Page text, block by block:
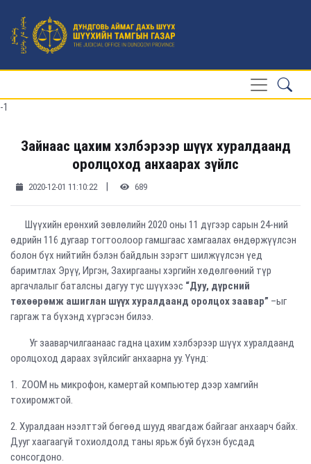
-1
Зайнаас цахим хэлбэрээр шүүх хуралдаанд
оролцоход анхаарах зүйлс
2020-12-01 11:10:22| 689
Шүүхийн ерөнхий зөвлөлийн 2020 оны 11 дүгээр сарын 24-ний
өдрийн 116 дугаар тогтоолоор гамшгаас хамгаалах өндөржүүлсэн
болон бүх нийтийн бэлэн байдлын зэрэгт шилжүүлсэн үед
баримтлах Эрүү, Иргэн, Захиргааны хэргийн хөдөлгөөний түр
аргачлалыг баталсны дагуу тус шүүхээс “Дуу, дүрсний
төхөөрөмж ашиглан шүүх хуралдаанд оролцох заавар” –ыг
гаргаж та бүхэнд хүргэсэн билээ.
Уг зааварчилгаанаас гадна цахим хэлбэрээр шүүх хуралдаанд
оролцоход дараах зүйлсийг анхаарна уу. Үүнд:
1. ZOOM нь микрофон, камертай компьютер дээр хамгийн
тохиромжтой.
2. Хуралдаан нээлттэй бөгөөд шууд явагдаж байгааг анхаарч байх.
Дууг хаагаагүй тохиолдолд таны ярьж буй бүхэн бусдад
сонсогдоно.